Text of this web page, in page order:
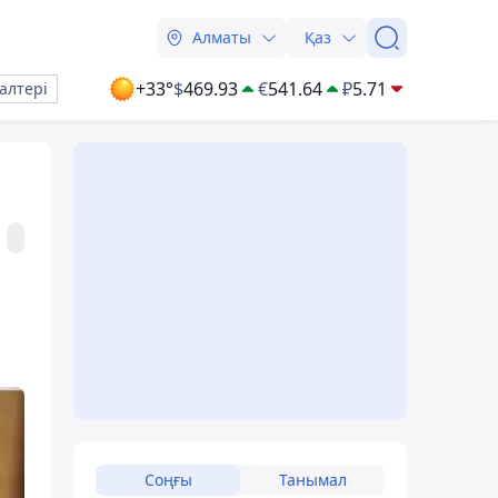
Алматы Қаз
+33°$469.93 €541.64 ₽5.71
Соңғы Танымал